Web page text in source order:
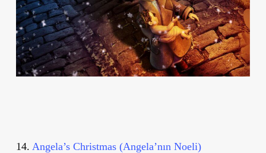
14. Angela’s Christmas (Angela’nın Noeli)